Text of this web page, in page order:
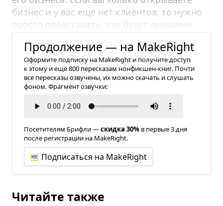
бизнес и у вас еще нет клиентов, то нужно
просто представить, кто будет лучшими
Продолжение — на MakeRight
Оформите подписку на MakeRight и получите доступ
к этому и ещё 800 пересказам нонфикшен-книг. Почти
все пересказы озвучены, их можно скачать и слушать
фоном. Фрагмент озвучки:
Посетителям Брифли —скидка 30% в первые 3 дня
после регистрации на MakeRight.
Подписаться на MakeRight
Читайте также